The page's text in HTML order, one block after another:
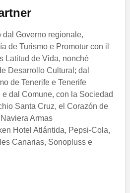
dal Governo regionale,
de Turismo e Promotur con il
Latitud de Vida, nonché
Desarrollo Cultural; dal
de Tenerife e Tenerife
dal Comune, con la Sociedad
Santa Cruz, el Corazón de
Armas
Hotel Atlántida, Pepsi-Cola,
Canarias, Sonopluss e